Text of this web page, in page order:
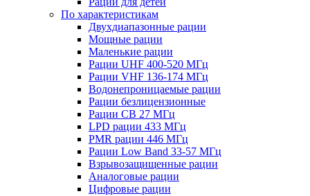
По характеристикам
Двухдиапазонные рации
Мощные рации
Маленькие рации
Рации UHF 400-520 МГц
Рации VHF 136-174 МГц
Водонепроницаемые рации
Рации безлицензионные
Рации CB 27 МГц
LPD рации 433 МГц
PMR рации 446 МГц
Рации Low Band 33-57 МГц
Взрывозащищенные рации
Аналоговые рации
Цифровые рации